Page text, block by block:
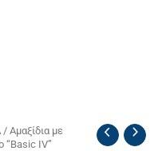
/ Αμαξίδια με
“Basic IV”